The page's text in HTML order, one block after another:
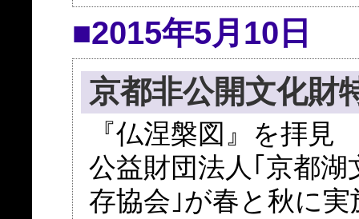
■2015年5月10日
京都非公開文化財
『仏涅槃図』を拝見
公益財団法人｢京都湖
存協会｣が春と秋に実